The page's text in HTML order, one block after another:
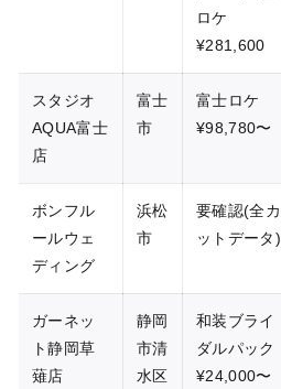
ロケ
¥281,600
スタジオ
AQUA富士
店
富士
市
富士ロケ
¥98,780〜
ボンフル
ールウェ
ディング
浜松
市
要確認(全カ
ットデータ)
ガーネッ
ト静岡草
薙店
静岡
市清
水区
和装ブライ
ダルパック
¥24,000〜